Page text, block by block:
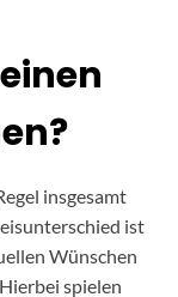
insgesamt
ist
Wünschen
spielen